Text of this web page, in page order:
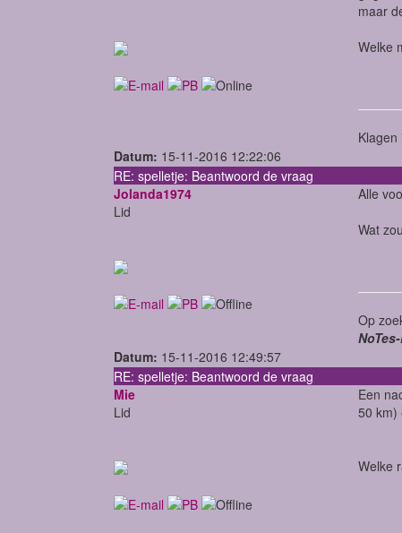
maar
Welke
Datum: 15-11-2016 12:22:06
RE: spelletje: Beantwoord de vraag
Jolanda1974
Lid
Alle
Wat
Op
Datum: 15-11-2016 12:49:57
RE: spelletje: Beantwoord de vraag
Mie
Lid
Een
50 km)
Welke